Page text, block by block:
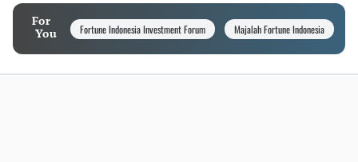
For
You
Fortune Indonesia Investment Forum Majalah Fortune Indonesia